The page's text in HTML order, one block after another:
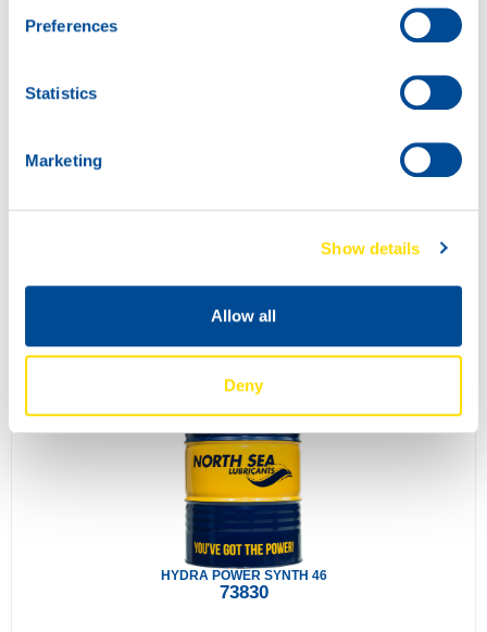
Preferences
Statistics
Marketing
Show details
Allow all
Deny
73820
HYDRA POWER SYNTH 46
73830